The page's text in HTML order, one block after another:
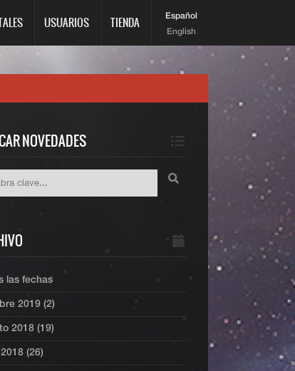
Español
English
USUARIOS TIENDA
NOVEDADES
las fechas
2019 (2)
2018 (19)
(26)